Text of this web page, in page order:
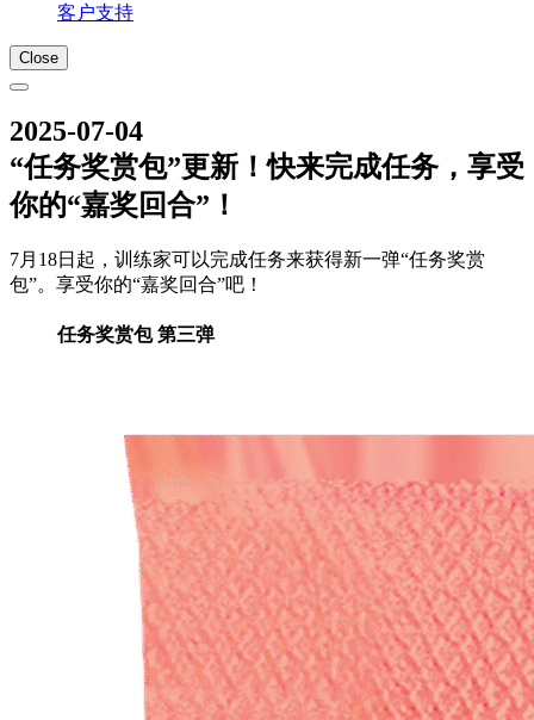
客户支持
Close
2025-07-04
“任务奖赏包”更新！快来完成任务，享受
你的“嘉奖回合”！
7月18日起，训练家可以完成任务来获得新一弹“任务奖赏
包”。享受你的“嘉奖回合”吧！
任务奖赏包 第三弹